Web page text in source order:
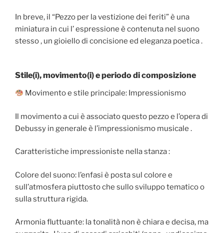
In breve, il “Pezzo per la vestizione dei feriti” è una
miniatura in cui l’ espressione è contenuta nel suono
stesso , un gioiello di concisione ed eleganza poetica .
Stile(i), movimento(i) e periodo di composizione
Movimento e stile principale: Impressionismo
Il movimento a cui è associato questo pezzo e l’opera di
Debussy in generale è l’impressionismo musicale .
Caratteristiche impressioniste nella stanza :
Colore del suono: l’enfasi è posta sul colore e
sull’atmosfera piuttosto che sullo sviluppo tematico o
sulla struttura rigida.
Armonia fluttuante: la tonalità non è chiara e decisa, ma